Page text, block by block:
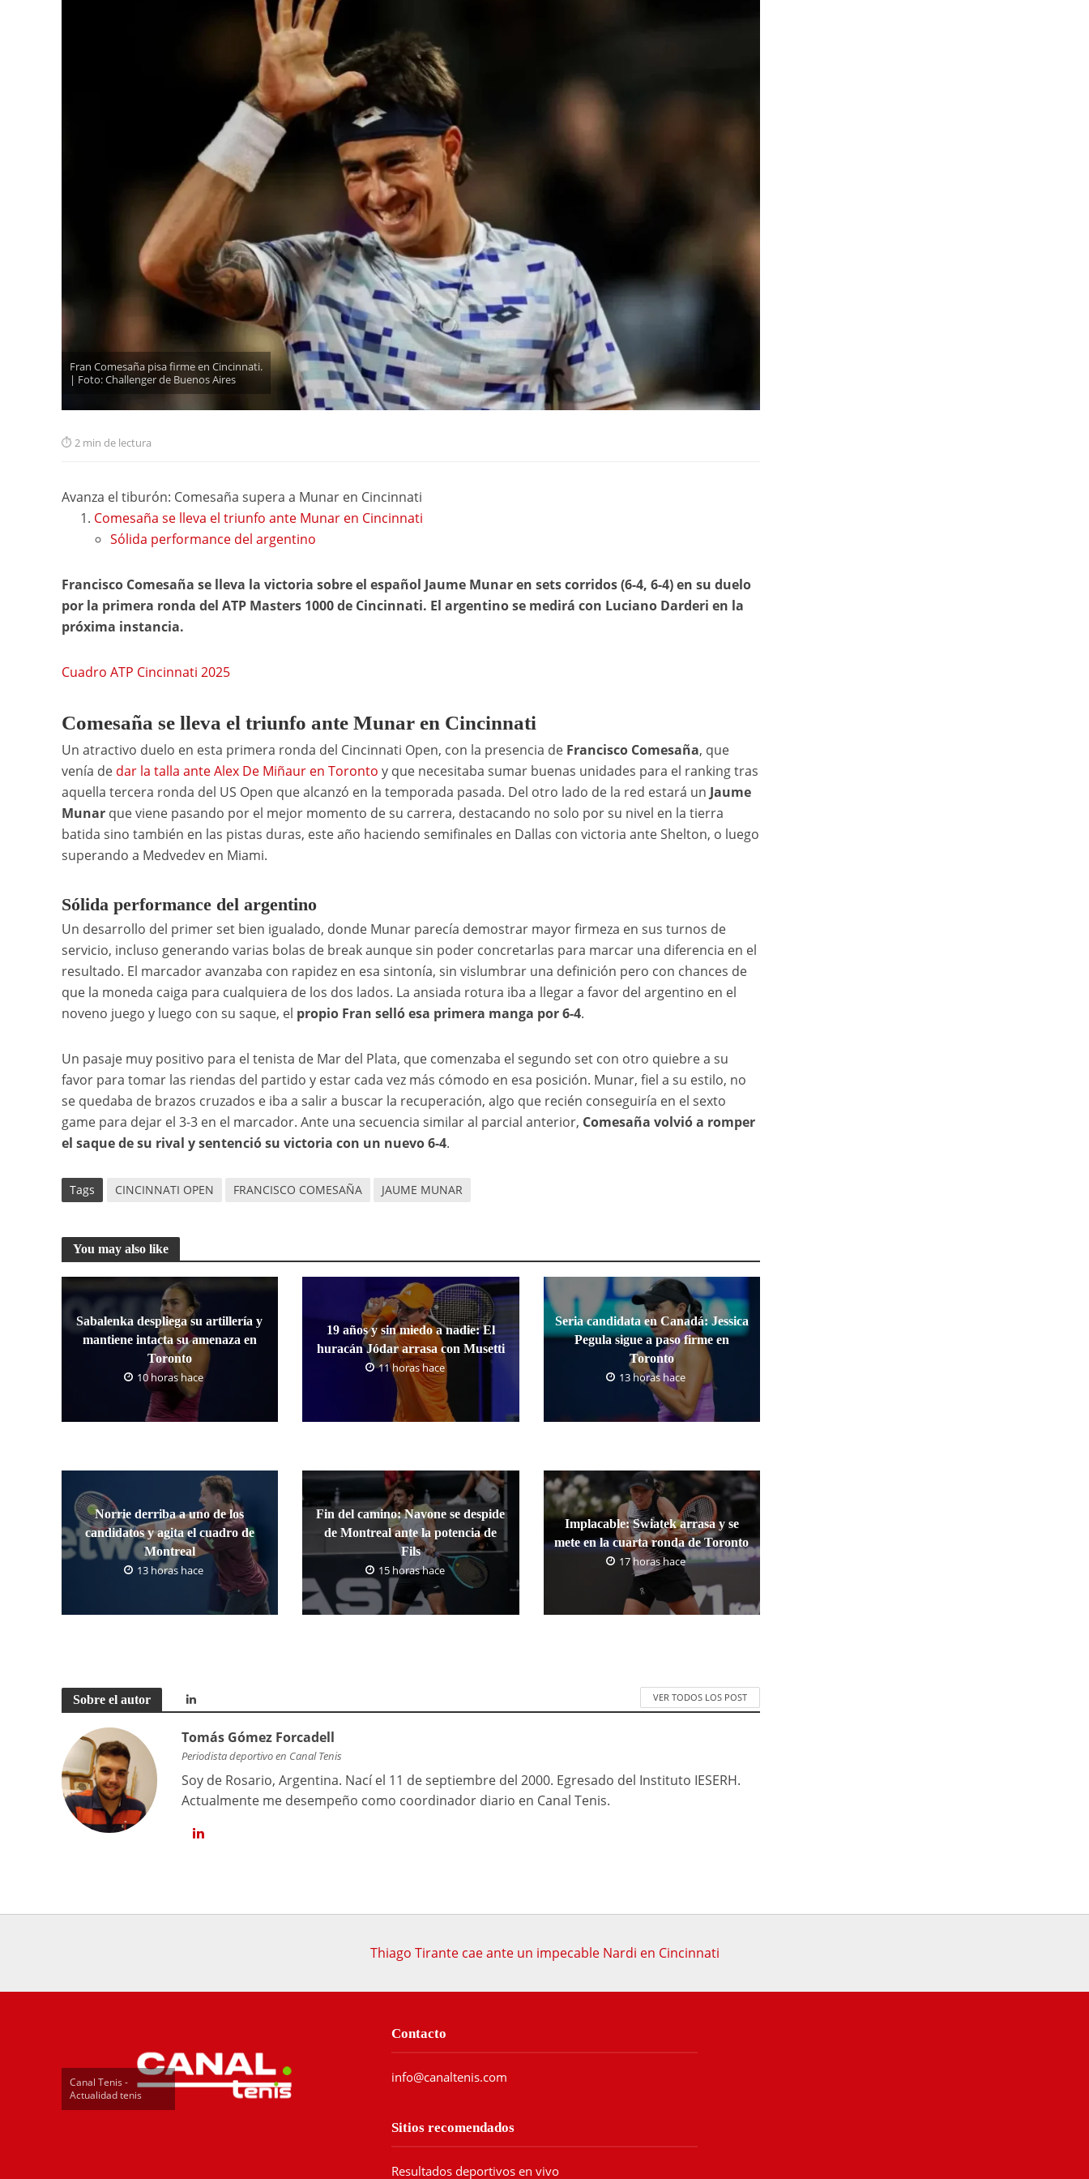
Fran Comesaña pisa firme en Cincinnati.
| Foto: Challenger de Buenos Aires
2 min de lectura
Avanza el tiburón: Comesaña supera a Munar en Cincinnati
Comesaña se lleva el triunfo ante Munar en Cincinnati
Sólida performance del argentino
Francisco Comesaña se lleva la victoria sobre el español Jaume Munar en sets corridos (6-4, 6-4) en su duelo
por la primera ronda del ATP Masters 1000 de Cincinnati. El argentino se medirá con Luciano Darderi en la
próxima instancia.
Cuadro ATP Cincinnati 2025
Comesaña se lleva el triunfo ante Munar en Cincinnati
Un atractivo duelo en esta primera ronda del Cincinnati Open, con la presencia de Francisco Comesaña, que
venía de dar la talla ante Alex De Miñaur en Toronto y que necesitaba sumar buenas unidades para el ranking tras
aquella tercera ronda del US Open que alcanzó en la temporada pasada. Del otro lado de la red estará un Jaume
Munarque viene pasando por el mejor momento de su carrera, destacando no solo por su nivel en la tierra
batida sino también en las pistas duras, este año haciendo semifinales en Dallas con victoria ante Shelton, o luego
superando a Medvedev en Miami.
Sólida performance del argentino
Un desarrollo del primer set bien igualado, donde Munar parecía demostrar mayor firmeza en sus turnos de
servicio, incluso generando varias bolas de break aunque sin poder concretarlas para marcar una diferencia en el
resultado. El marcador avanzaba con rapidez en esa sintonía, sin vislumbrar una definición pero con chances de
que la moneda caiga para cualquiera de los dos lados. La ansiada rotura iba a llegar a favor del argentino en el
noveno juego y luego con su saque, el propio Fran selló esa primera manga por 6-4.
Un pasaje muy positivo para el tenista de Mar del Plata, que comenzaba el segundo set con otro quiebre a su
favor para tomar las riendas del partido y estar cada vez más cómodo en esa posición. Munar, fiel a su estilo, no
se quedaba de brazos cruzados e iba a salir a buscar la recuperación, algo que recién conseguiría en el sexto
game para dejar el 3-3 en el marcador. Ante una secuencia similar al parcial anterior, Comesaña volvió a romper
el saque de su rival y sentenció su victoria con un nuevo 6-4.
Tags CINCINNATI OPEN FRANCISCO COMESAÑA JAUME MUNAR
You may also like
Sabalenka despliega su artillería y
mantiene intacta su amenaza en
Toronto
10 horas hace
19 años y sin miedo a nadie: El
huracán Jódar arrasa con Musetti
11 horas hace
Seria candidata en Canadá: Jessica
Pegula sigue a paso firme en
Toronto
13 horas hace
Norrie derriba a uno de los
candidatos y agita el cuadro de
Montreal
13 horas hace
Fin del camino: Navone se despide
de Montreal ante la potencia de
Fils
15 horas hace
Implacable: Swiatek arrasa y se
mete en la cuarta ronda de Toronto
17 horas hace
Sobre el autor VER TODOS LOS POST
Tomás Gómez Forcadell
Periodista deportivo en Canal Tenis
Soy de Rosario, Argentina. Nací el 11 de septiembre del 2000. Egresado del Instituto IESERH.
Actualmente me desempeño como coordinador diario en Canal Tenis.
Thiago Tirante cae ante un impecable Nardi en Cincinnati
Canal Tenis -
Actualidad tenis
Contacto
info@canaltenis.com
Sitios recomendados
Resultados deportivos en vivo